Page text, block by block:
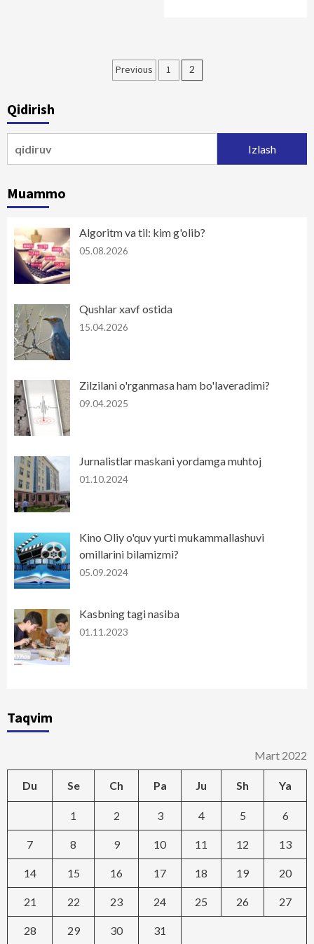
Maqolalar
Previous 1 2
Qidirish
Muammo
Algoritm va til: kim g'olib?
05.08.2026
Qushlar xavf ostida
15.04.2026
Zilzilani o'rganmasa ham bo'laveradimi?
09.04.2025
Jurnalistlar maskani yordamga muhtoj
01.10.2024
Kino Oliy o'quv yurti mukammallashuvi
omillarini bilamizmi?
05.09.2024
Kasbning tagi nasiba
01.11.2023
Taqvim
Mart 2022
Du Se Ch Pa Ju Sh Ya
1 2 3 4 5 6
7 8 9 10 11 12 13
14 15 16 17 18 19 20
21 22 23 24 25 26 27
28 29 30 31